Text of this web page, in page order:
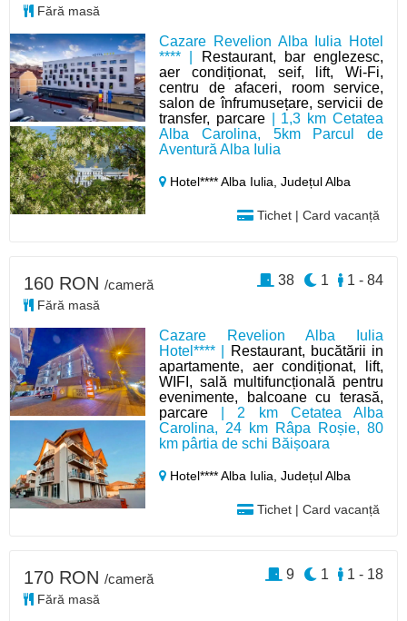
Cazare Revelion Alba Iulia Hotel
**** |
Restaurant, bar englezesc,
aer condiționat, seif, lift, Wi-Fi,
centru de afaceri, room service,
salon de înfrumusețare, servicii de
transfer, parcare| 1,3 km Cetatea
Alba Carolina, 5km Parcul de
Aventură Alba Iulia
Hotel**** Alba Iulia,Județul Alba
Tichet | Card vacanță
Fără masă
Cazare Revelion Alba Iulia
Hotel**** |
Restaurant, bucătării in
apartamente, aer condiționat, lift,
WIFI, sală multifuncțională pentru
evenimente, balcoane cu terasă,
parcare | 2 km Cetatea Alba
Carolina, 24 km Râpa Roșie, 80
km pârtia de schi Băișoara
Hotel**** Alba Iulia,Județul Alba
Tichet | Card vacanță
160 RON /cameră
Fără masă
1 - 84
1
38
170 RON /cameră
Fără masă
1 - 18
1
9